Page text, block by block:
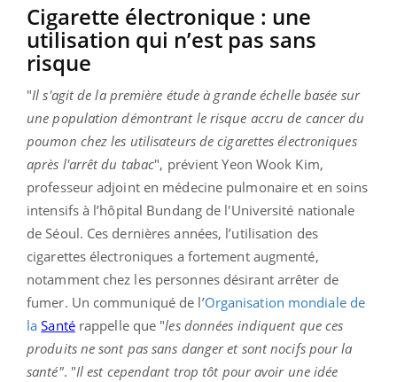
Cigarette électronique : une
utilisation qui n’est pas sans
risque
"Il s'agit de la première étude à grande échelle basée sur
une population démontrant le risque accru de cancer du
poumon chez les utilisateurs de cigarettes électroniques
après l'arrêt du tabac", prévient Yeon Wook Kim,
professeur adjoint en médecine pulmonaire et en soins
intensifs à l’hôpital Bundang de l'Université nationale
de Séoul. Ces dernières années, l’utilisation des
cigarettes électroniques a fortement augmenté,
notamment chez les personnes désirant arrêter de
fumer. Un communiqué de l’Organisation mondiale de
laSantérappelle que "les données indiquent que ces
produits ne sont pas sans danger et sont nocifs pour la
santé". "Il est cependant trop tôt pour avoir une idée